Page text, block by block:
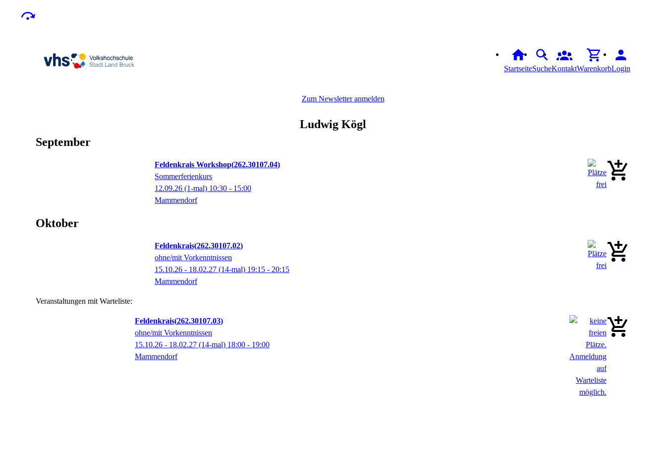
StartseiteSucheKontaktWarenkorbLogin
Zum Newsletter anmelden
Ludwig Kögl
September
Feldenkrais Workshop 262.30107.04
Sommerferienkurs
12.09.26 (1-mal) 10:30 - 15:00
Mammendorf
Oktober
Feldenkrais 262.30107.02
ohne/mit Vorkenntnissen
15.10.26 - 18.02.27 (14-mal) 19:15 - 20:15
Mammendorf
Veranstaltungen mit Warteliste:
Feldenkrais 262.30107.03
ohne/mit Vorkenntnissen
15.10.26 - 18.02.27 (14-mal) 18:00 - 19:00
Mammendorf